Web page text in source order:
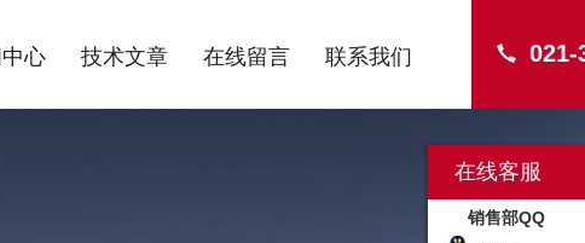
021-
心 技术文章 在线留言 联系我们
在线客服
销售部QQ